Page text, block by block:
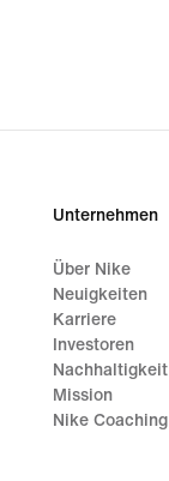
Unternehmen
Über Nike
Neuigkeiten
Karriere
Investoren
Nachhaltigkeit
Mission
Nike Coaching